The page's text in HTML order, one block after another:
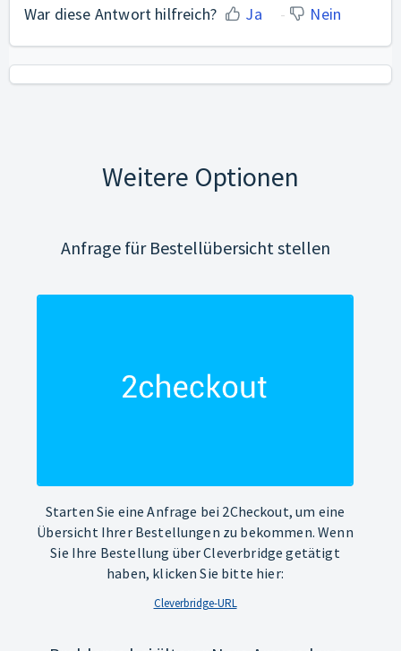
War diese Antwort hilfreich? Ja Nein
Weitere Optionen
Anfrage für Bestellübersicht stellen
Starten Sie eine Anfrage bei 2Checkout, um eine
Übersicht Ihrer Bestellungen zu bekommen. Wenn
Sie Ihre Bestellung über Cleverbridge getätigt
haben, klicken Sie bitte hier:
Cleverbridge-URL